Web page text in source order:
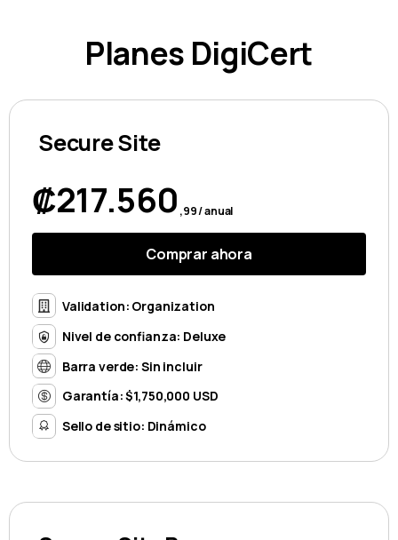
Planes DigiCert
Secure Site
₡217.560 ,99 / anual
Comprar ahora
Validation: Organization
Nivel de confianza: Deluxe
Barra verde: Sin incluir
Garantía: $1,750,000 USD
Sello de sitio: Dinámico